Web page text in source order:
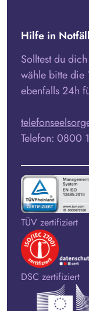
Hilfe in
Solltest du
wähle bitte die
ebenfalls 24h
Telefon: 0800
TÜV zertifiziert
DSC zertifiziert